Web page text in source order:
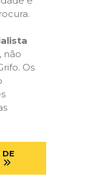
, não
Os
DE